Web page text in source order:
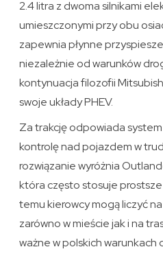
2.4 litra z dwoma silnikami
umieszczonymi przy obu
zapewnia płynne
niezależnie od warunków
kontynuacja filozofii
swoje układy PHEV.
Za trakcję odpowiada
kontrolę nad pojazdem w
rozwiązanie wyróżnia
która często stosuje
temu kierowcy mogą liczyć
zarówno w mieście jak i na
ważne w polskich warunkach